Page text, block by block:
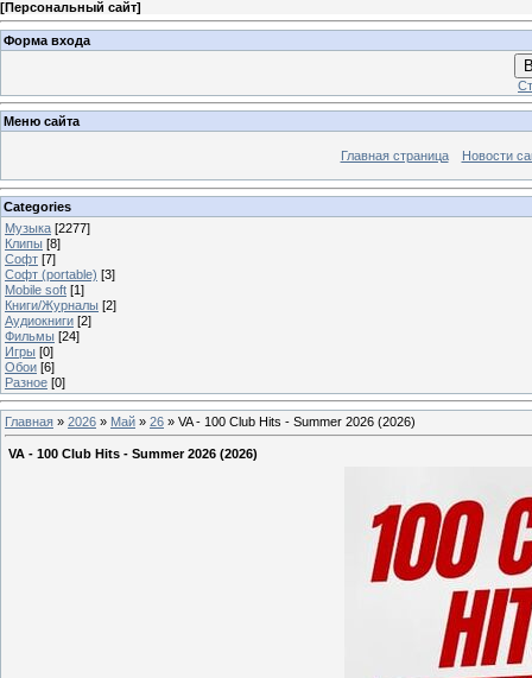
[Персональный сайт]
Форма входа
Меню сайта
Главная страница Новости
Categories
Музыка [2277]
Клипы [8]
Софт [7]
Софт (portable) [3]
Mobile soft [1]
Книги/Журналы [2]
Аудиокниги [2]
Фильмы [24]
Игры [0]
Обои [6]
Разное [0]
Главная » 2026 » Май » 26 » VA - 100 Club Hits - Summer 2026 (2026)
VA - 100 Club Hits - Summer 2026 (2026)